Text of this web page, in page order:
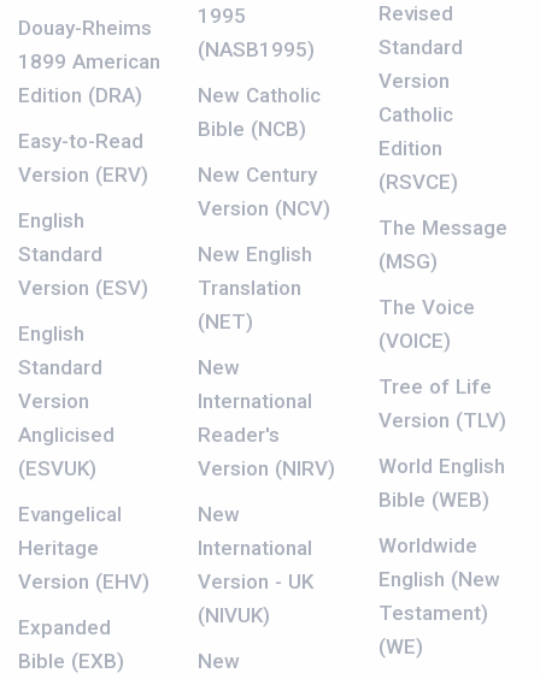
Douay-Rheims
1899 American
Edition (DRA)
Easy-to-Read
Version (ERV)
English
Standard
Version (ESV)
English
Standard
Version
Anglicised
(ESVUK)
Evangelical
Heritage
Version (EHV)
Expanded
Bible (EXB)
1995
(NASB1995)
New Catholic
Bible (NCB)
New Century
Version (NCV)
New English
Translation
(NET)
New
International
Reader's
Version (NIRV)
New
International
Version - UK
(NIVUK)
New
Revised
Standard
Version
Catholic
Edition
(RSVCE)
The Message
(MSG)
The Voice
(VOICE)
Tree of Life
Version (TLV)
World English
Bible (WEB)
Worldwide
English (New
Testament)
(WE)